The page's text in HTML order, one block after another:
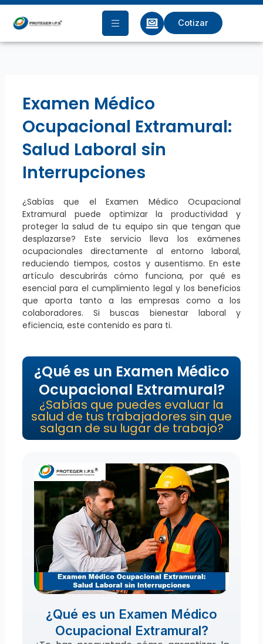
Ir
contenido
Cotizar
Examen Médico
Ocupacional Extramural:
Salud Laboral sin
Interrupciones
¿Sabías que el Examen Médico Ocupacional
Extramural puede optimizar la productividad y
proteger la salud de tu equipo sin que tengan que
desplazarse? Este servicio lleva los exámenes
ocupacionales directamente al entorno laboral,
reduciendo tiempos, costos y ausentismo. En este
artículo descubrirás cómo funciona, por qué es
esencial para el cumplimiento legal y los beneficios
que aporta tanto a las empresas como a los
colaboradores. Si buscas bienestar laboral y
eficiencia, este contenido es para ti.
¿Qué es un Examen Médico
Ocupacional Extramural?
¿Sabías que puedes evaluar la
salud de tus trabajadores sin que
salgan de su lugar de trabajo?
¿Qué es un Examen Médico
Ocupacional Extramural?